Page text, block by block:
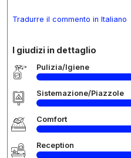
Tradurre il commento in Italiano
I giudizi in dettaglio
Pulizia/Igiene
Sistemazione/Piazzole
Comfort
Reception